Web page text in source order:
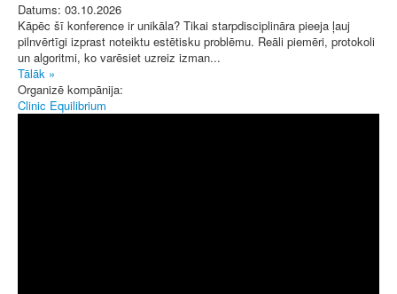
Datums: 03.10.2026
Kāpēc šī konference ir unikāla? Tikai starpdisciplināra pieeja ļauj
pilnvērtīgi izprast noteiktu estētisku problēmu. Reāli piemēri, protokoli
un algoritmi, ko varēsiet uzreiz izman...
Tālāk »
Organizē kompānija:
Clinic Equilibrium